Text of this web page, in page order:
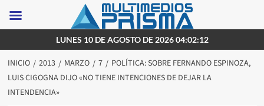
al
contenido
LUNES 10 DE AGOSTO DE 2026 04:02:12
INICIO 2013 MARZO 7
POLÍTICA: SOBRE FERNANDO ESPINOZA,
LUIS CIGOGNA DIJO «NO TIENE INTENCIONES DE DEJAR LA
INTENDENCIA»